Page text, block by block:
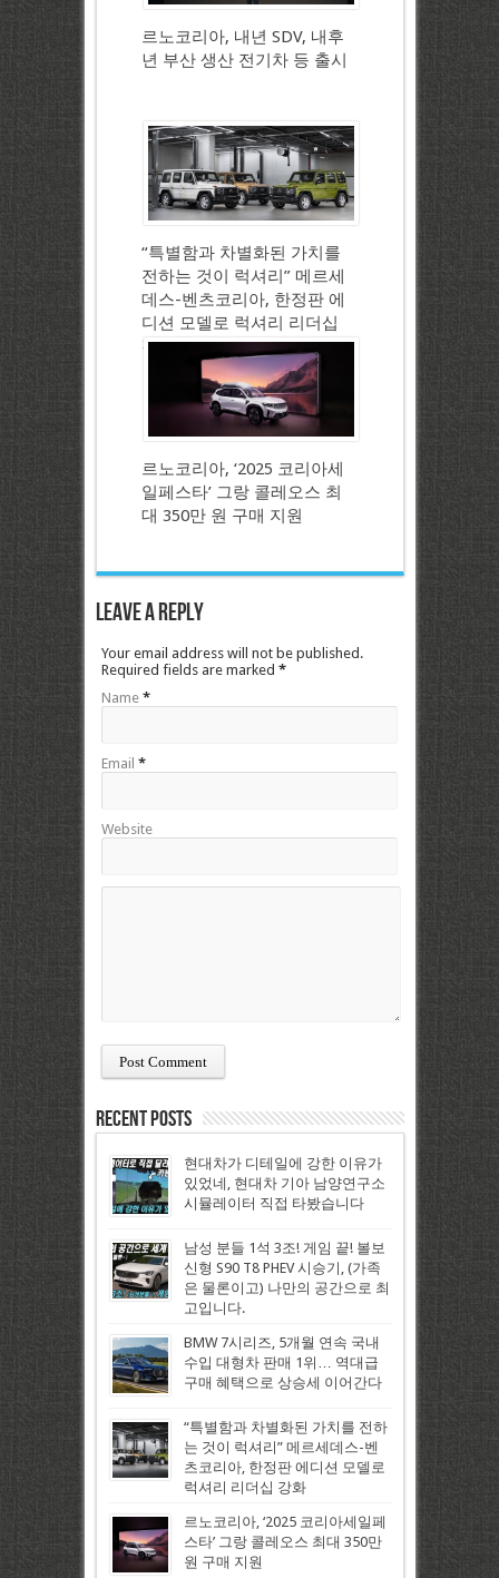
르노코리아, 내년 SDV, 내후
년 부산 생산 전기차 등 출시
“특별함과 차별화된 가치를
전하는 것이 럭셔리” 메르세
데스-벤츠코리아, 한정판 에
디션 모델로 럭셔리 리더십
강화
르노코리아, ‘2025 코리아세
일페스타’ 그랑 콜레오스 최
대 350만 원 구매 지원
Leave a Reply
Your email address will not be published.
Required fields are marked *
Name *
Email *
Website
Recent Posts
현대차가 디테일에 강한 이유가
있었네, 현대차 기아 남양연구소
시뮬레이터 직접 타봤습니다
남성 분들 1석 3조! 게임 끝! 볼보
신형 S90 T8 PHEV 시승기, (가족
은 물론이고) 나만의 공간으로 최
고입니다.
BMW 7시리즈, 5개월 연속 국내
수입 대형차 판매 1위… 역대급
구매 혜택으로 상승세 이어간다
“특별함과 차별화된 가치를 전하
는 것이 럭셔리” 메르세데스-벤
츠코리아, 한정판 에디션 모델로
럭셔리 리더십 강화
르노코리아, ‘2025 코리아세일페
스타’ 그랑 콜레오스 최대 350만
원 구매 지원